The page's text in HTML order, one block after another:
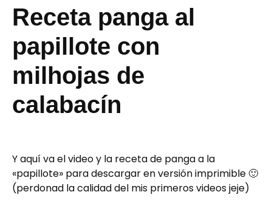
Receta panga al
papillote con
milhojas de
calabacín
Y aquí va el video y la receta de panga a la
«papillote» para descargar en versión imprimible 🙂
(perdonad la calidad del mis primeros videos jeje)